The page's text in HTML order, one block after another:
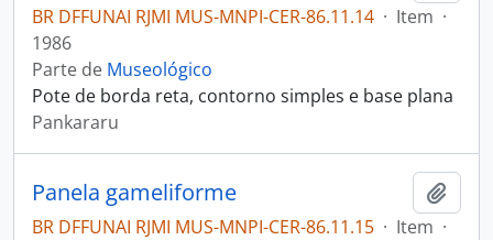
BR DFFUNAI RJMI MUS-MNPI-CER-86.11.14 · Item ·
1986
Parte de Museológico
Pote de borda reta, contorno simples e base plana
Pankararu
Panela gameliforme
BR DFFUNAI RJMI MUS-MNPI-CER-86.11.15 · Item ·